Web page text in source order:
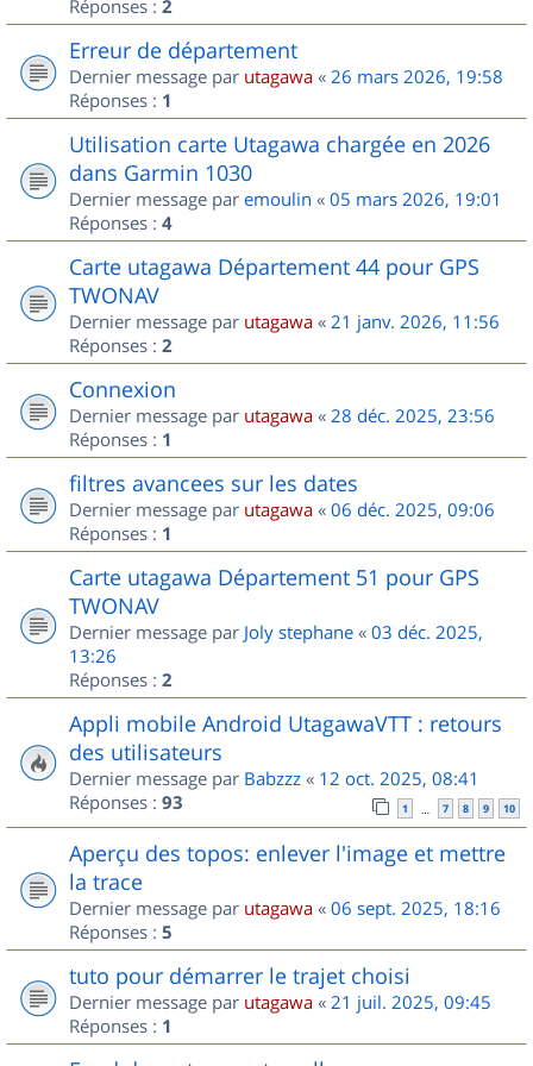
Réponses : 2
Erreur de département
Dernier message par utagawa « 26 mars 2026, 19:58
Réponses : 1
Utilisation carte Utagawa chargée en 2026
dans Garmin 1030
Dernier message par emoulin « 05 mars 2026, 19:01
Réponses : 4
Carte utagawa Département 44 pour GPS
TWONAV
Dernier message par utagawa « 21 janv. 2026, 11:56
Réponses : 2
Connexion
Dernier message par utagawa « 28 déc. 2025, 23:56
Réponses : 1
filtres avancees sur les dates
Dernier message par utagawa « 06 déc. 2025, 09:06
Réponses : 1
Carte utagawa Département 51 pour GPS
TWONAV
Dernier message par Joly stephane « 03 déc. 2025,
13:26
Réponses : 2
Appli mobile Android UtagawaVTT : retours
des utilisateurs
Dernier message par Babzzz « 12 oct. 2025, 08:41
Réponses : 93 1 … 7 8 9 10
Aperçu des topos: enlever l'image et mettre
la trace
Dernier message par utagawa « 06 sept. 2025, 18:16
Réponses : 5
tuto pour démarrer le trajet choisi
Dernier message par utagawa « 21 juil. 2025, 09:45
Réponses : 1